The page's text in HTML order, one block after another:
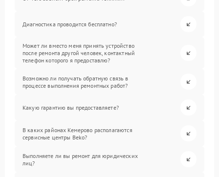
Диагностика проводится бесплатно?
Может ли вместо меня принять устройство
после ремонта другой человек, контактный
телефон которого я предоставлю?
Возможно ли получать обратную связь в
процессе выполнения ремонтных работ?
Какую гарантию вы предоставляете?
В каких районах Кемерово располагаются
сервисные центры Beko?
Выполняете ли вы ремонт для юридических
лиц?